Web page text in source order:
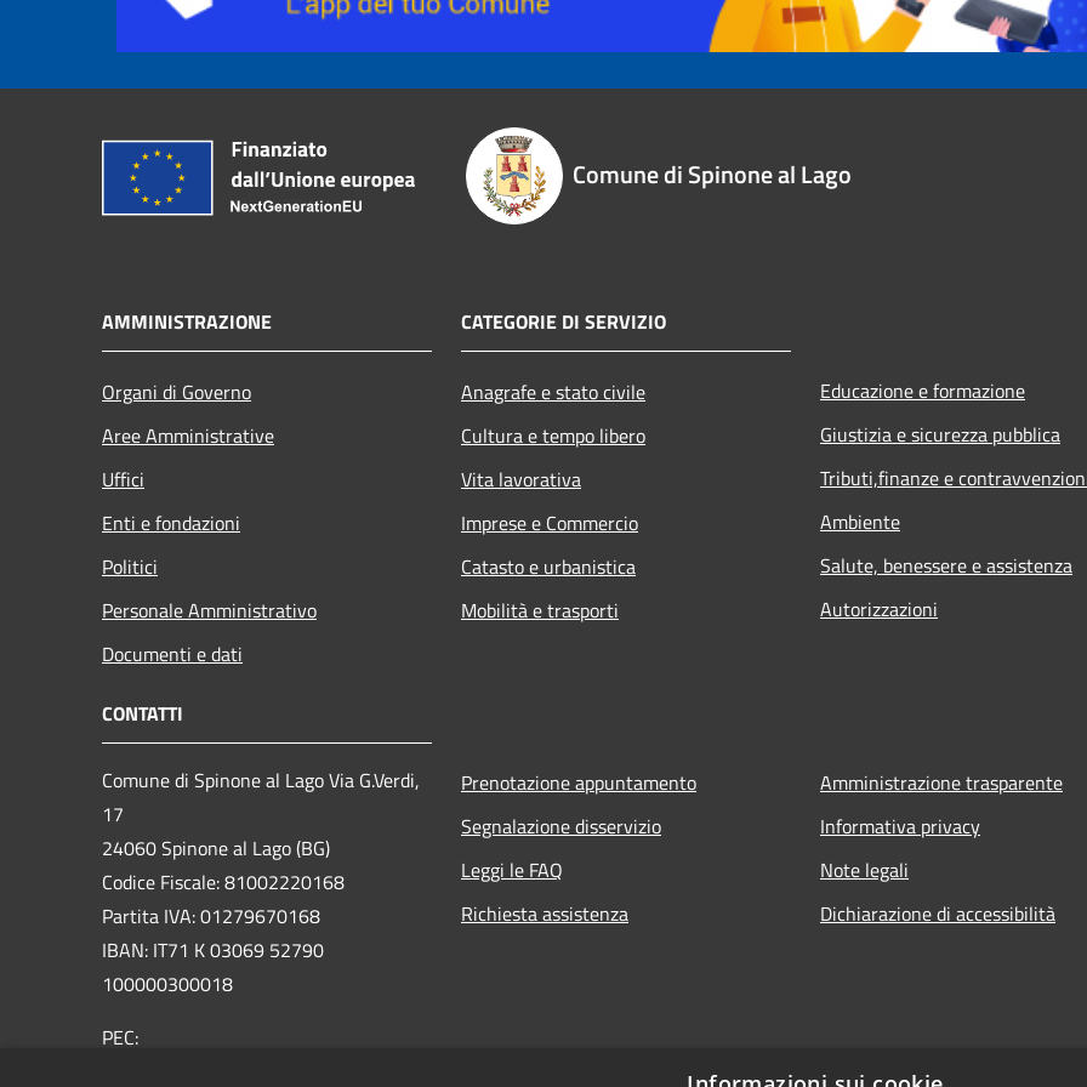
Comune di Spinone al Lago
AMMINISTRAZIONE
Organi di Governo
Aree Amministrative
Uffici
Enti e fondazioni
Politici
Personale Amministrativo
Documenti e dati
CATEGORIE DI SERVIZIO
Anagrafe e stato civile
Cultura e tempo libero
Vita lavorativa
Imprese e Commercio
Catasto e urbanistica
Mobilità e trasporti
Educazione e formazione
Giustizia e sicurezza pubblica
Tributi,finanze e
Ambiente
Salute, benessere e assistenza
Autorizzazioni
CONTATTI
Comune di Spinone al Lago Via G.Verdi,
17
24060 Spinone al Lago (BG)
Codice Fiscale: 81002220168
Partita IVA: 01279670168
IBAN: IT71 K 03069 52790
100000300018
PEC:
Prenotazione appuntamento
Segnalazione disservizio
Leggi le FAQ
Richiesta assistenza
Amministrazione trasparente
Informativa privacy
Note legali
Dichiarazione di accessibilità